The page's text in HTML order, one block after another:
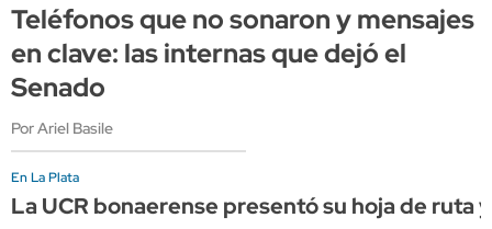
Teléfonos que no sonaron y mensajes
en clave: las internas que dejó el
Senado
Por Ariel Basile
En La Plata
La UCR bonaerense presentó su hoja de ruta